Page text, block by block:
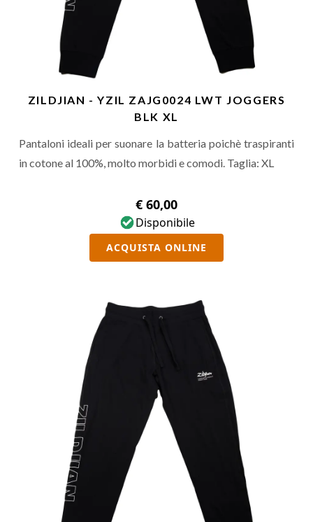
ZILDJIAN - YZIL ZAJG0024 LWT JOGGERS
BLK XL
Pantaloni ideali per suonare la batteria poichè traspiranti
in cotone al 100%, molto morbidi e comodi. Taglia: XL
€ 60,00
Disponibile
ACQUISTA ONLINE